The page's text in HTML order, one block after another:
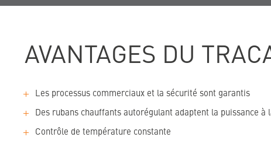
AVANTAGES DU
Les processus commerciaux et la sécurité sont garantis
Des rubans chauffants autorégulant adaptent la puissance
Contrôle de température constante